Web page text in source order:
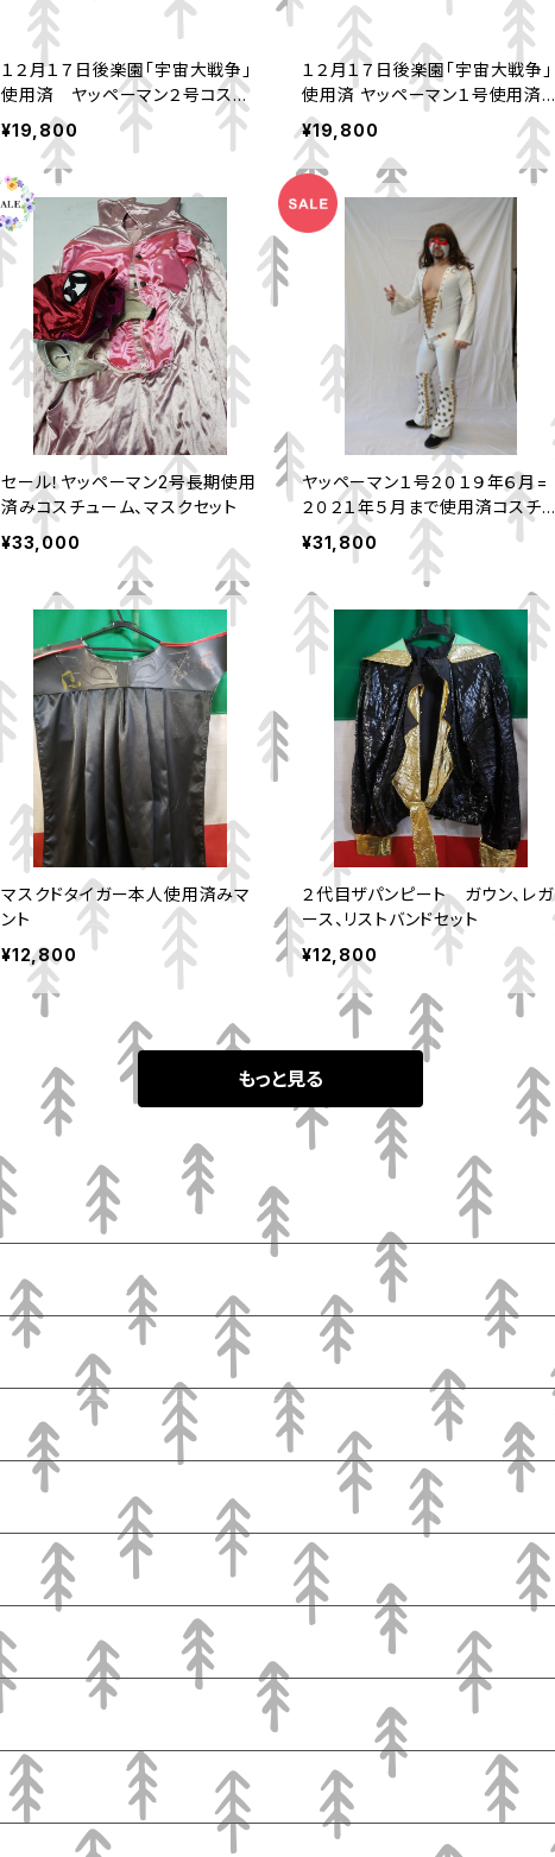
１２月１７日後楽園「宇宙大戦争」
使用済 ヤッペーマン２号コスチ
ューム
¥19,800
１２月１７日後楽園「宇宙大戦争」
使用済 ヤッペーマン１号使用済コ
スチューム
¥19,800
セール！ヤッペーマン2号長期使用
済みコスチューム、マスクセット
¥33,000
ヤッペーマン１号２０１９年６月=
２０２１年５月まで使用済コスチュ
ーム、マスクセット
¥31,800
マスクドタイガー本人使用済みマ
ント
¥12,800
２代目ザパンピート ガウン、レガ
ース、リストバンドセット
¥12,800
もっと見る